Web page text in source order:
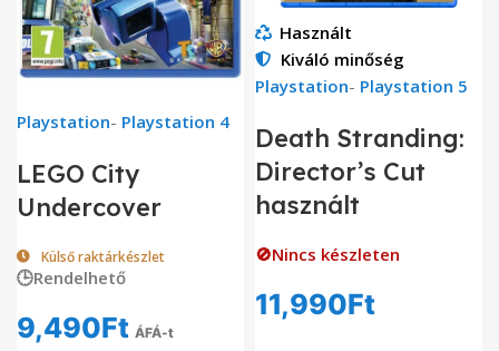
Playstation- Playstation 4
LEGO City
Undercover
Külső raktárkészlet
🕒Rendelhető
9,490Ft ÁFÁ-t
Használt
Kiváló minőség
Playstation- Playstation 5
Death Stranding:
Director’s Cut
használt
🚫Nincs készleten
11,990Ft